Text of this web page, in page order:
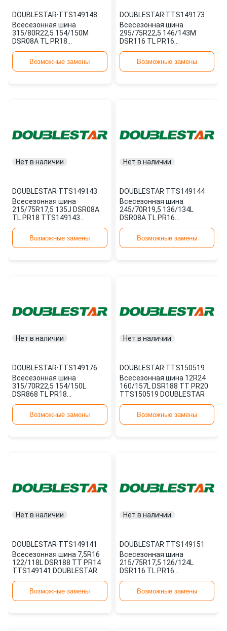
DOUBLESTAR·TTS149148
Всесезонная шина
315/80R22,5 154/150M
DSR08A TL PR18
Возможные замены
DOUBLESTAR·TTS149173
Всесезонная шина
295/75R22,5 146/143M
DSR116 TL PR16
Возможные замены
Нет в наличии
DOUBLESTAR·TTS149143
Всесезонная шина
215/75R17,5 135J DSR08A
TL PR18 TTS149143
Возможные замены
Нет в наличии
DOUBLESTAR·TTS149144
Всесезонная шина
245/70R19,5 136/134L
DSR08A TL PR16
Возможные замены
Нет в наличии
DOUBLESTAR·TTS149176
Всесезонная шина
315/70R22,5 154/150L
DSR868 TL PR18
Возможные замены
Нет в наличии
DOUBLESTAR·TTS150519
Всесезонная шина 12R24
160/157L DSR188 TT PR20
TTS150519 DOUBLESTAR
Возможные замены
Нет в наличии
DOUBLESTAR·TTS149141
Всесезонная шина 7,5R16
122/118L DSR188 TT PR14
TTS149141 DOUBLESTAR
Возможные замены
Нет в наличии
DOUBLESTAR·TTS149151
Всесезонная шина
215/75R17,5 126/124L
DSR116 TL PR16
Возможные замены